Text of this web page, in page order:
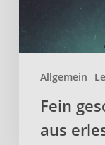
Allgemein
Fein
aus